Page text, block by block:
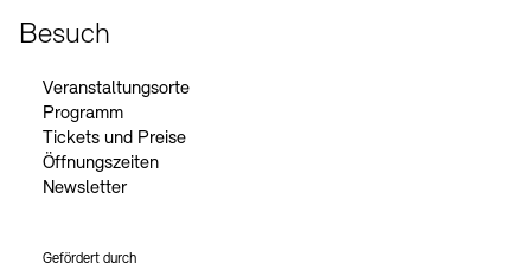
Besuch
Veranstaltungsorte
Programm
Tickets und Preise
Öffnungszeiten
Newsletter
Gefördert durch